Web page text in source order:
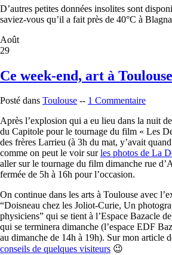
D’autres petites données insolites sont
saviez-vous qu’il a fait près de 40°C à
Août
29
Ce week-end, art à Toulouse
Posté dans Toulouse -- 1 Commentaire
Après l’explosion qui a eu lieu dans la nuit
du Capitole pour le tournage du film « Les
des frères Larrieu (à 3h du mat, y’avait
comme on peut le voir surles photos de La
aller sur le tournage du film dimanche rue
fermée de 5h à 16h pour l’occasion.
On continue dans les arts à Toulouse avec
“Doisneau chez les Joliot-Curie, Un
physiciens” qui se tient à l’Espace Bazacle
qui se terminera dimanche (l’espace EDF
au dimanche de 14h à 19h). Sur mon article
conseils de quelques visiteurs 😉